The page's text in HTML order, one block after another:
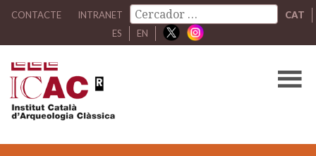
CONTACTE INTRANET
CAT
ES
EN